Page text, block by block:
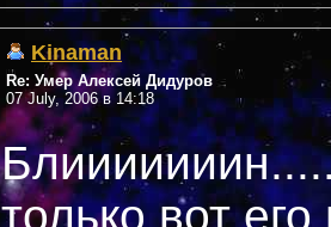
Kinaman
Re: Умер Алексей Дидуров
07 July, 2006 в 14:18
только вот